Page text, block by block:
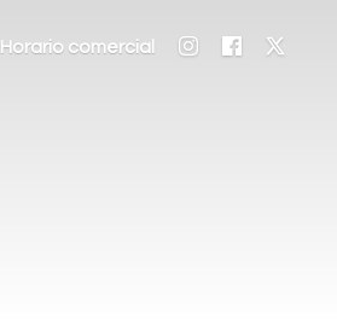
Horario comercial